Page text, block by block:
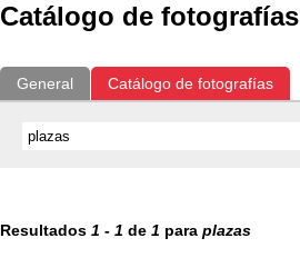
Catálogo de fotografías
General Catálogo de fotografías
Resultados 1 - 1 de 1 para plazas